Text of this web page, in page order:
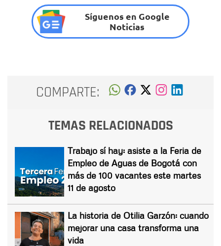
Síguenos en Google
Noticias
COMPARTE:
TEMAS RELACIONADOS
Trabajo sí hay: asiste a la Feria de
Empleo de Aguas de Bogotá con
más de 100 vacantes este martes
11 de agosto
La historia de Otilia Garzón: cuando
mejorar una casa transforma una
vida